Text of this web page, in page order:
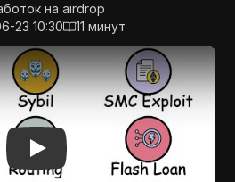
на airdrop
23 10:30
11 минут
атаки на блокчейн